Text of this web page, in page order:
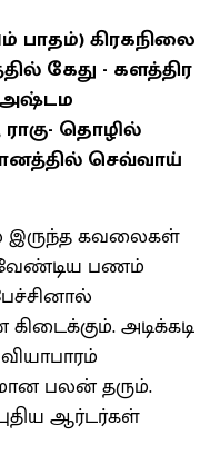
பாதம்) கிரகநிலை
கேது - களத்திர
அஷ்டம
தொழில்
செவ்வாய்
இருந்த கவலைகள்
வேண்டிய பணம்
அடிக்கடி
பலன் தரும்.
ஆர்டர்கள்